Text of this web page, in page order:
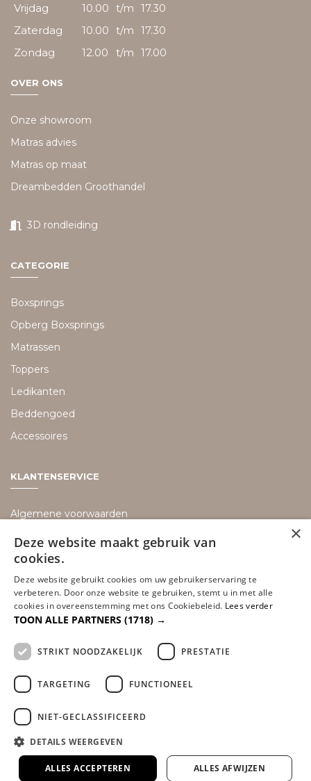
Vrijdag
10.00 t/m 17.30
Zaterdag
10.00 t/m 17.30
Zondag
12.00 t/m 17.00
OVER ONS
Onze showroom
Matras advies
Matras op maat
Dreambedden Groothandel
3D rondleiding
CATEGORIE
Boxsprings
Opberg Boxsprings
Matrassen
Toppers
Ledikanten
Beddengoed
Accessoires
KLANTENSERVICE
Algemene voorwaarden
Bezorging informatie
Retouren
Disclaimer
Privacy policy
Betaalmethoden
Sitemap
© Alle rechten voorbehouden Dreambedden | Boxsprings & Matrassen
Ontwerp & Realisatie | IT Knowledge
×
Deze website maakt gebruik van
cookies.
Deze website gebruikt cookies om uw gebruikerservaring te
verbeteren. Door onze website te gebruiken, stemt u in met alle
cookies in overeenstemming met ons Cookiebeleid. Lees verder
TOON ALLE PARTNERS (1718) →
STRIKT NOODZAKELIJK PRESTATIE
TARGETING FUNCTIONEEL
NIET-GECLASSIFICEERD
DETAILS WEERGEVEN
ALLES ACCEPTEREN ALLES AFWIJZEN